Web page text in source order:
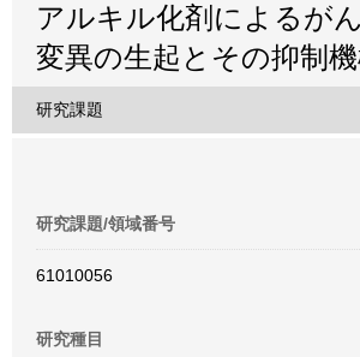
アルキル化剤によるが
変異の生起とその抑制
研究課題
研究課題/領域番号
61010056
研究種目